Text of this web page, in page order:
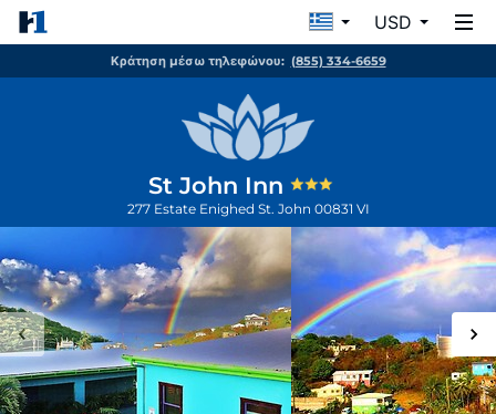
USD
Κράτηση μέσω τηλεφώνου: (855) 334-6659
St John Inn
277 Estate Enighed St. John 00831 VI